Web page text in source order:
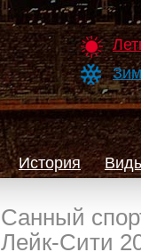
История
Санный
Лейк-Сити